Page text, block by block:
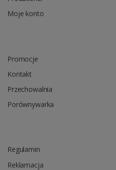
Moje konto
Promocje
Kontakt
Przechowalnia
Porównywarka
Regulamin
Reklamacja